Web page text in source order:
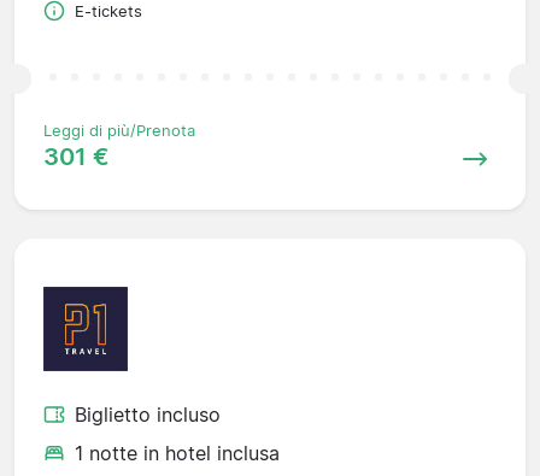
E-tickets
Leggi di più/Prenota
301 €
Biglietto incluso
1 notte in hotel inclusa